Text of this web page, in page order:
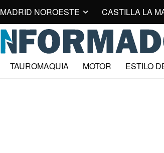
MADRID NOROESTE CASTILLA LA
TAUROMAQUIA MOTOR ESTILO